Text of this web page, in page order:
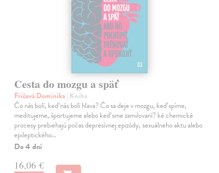
Cesta do mozgu a späť
Fričová Dominika| Kniha
Čo nás bolí, keď nás bolí hlava? Čo sa deje v mozgu, keď spíme,
meditujeme, športujeme alebo keď sme zamilovaní? ké chemické
procesy prebiehajú počas depresívnej epizódy, sexuálneho aktu alebo
epileptického…
Do 4 dní
16,06 €